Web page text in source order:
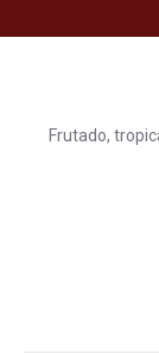
Frutado,